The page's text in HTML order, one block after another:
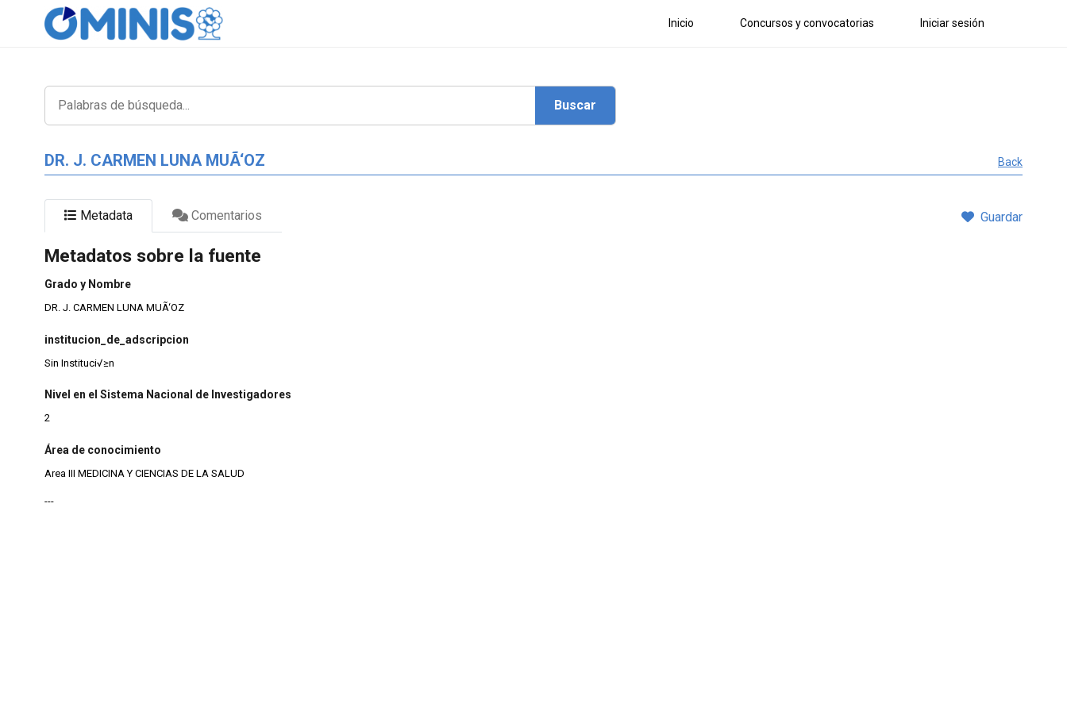
Inicio Concursos y convocatorias Iniciar sesión
DR. J. CARMEN LUNA MUÃ‘OZ Back
Metadata Comentarios Guardar
Metadatos sobre la fuente
Grado y Nombre
DR. J. CARMEN LUNA MUÃ‘OZ
institucion_de_adscripcion
Sin Instituci√≥n
Nivel en el Sistema Nacional de Investigadores
2
Área de conocimiento
Area III MEDICINA Y CIENCIAS DE LA SALUD
---